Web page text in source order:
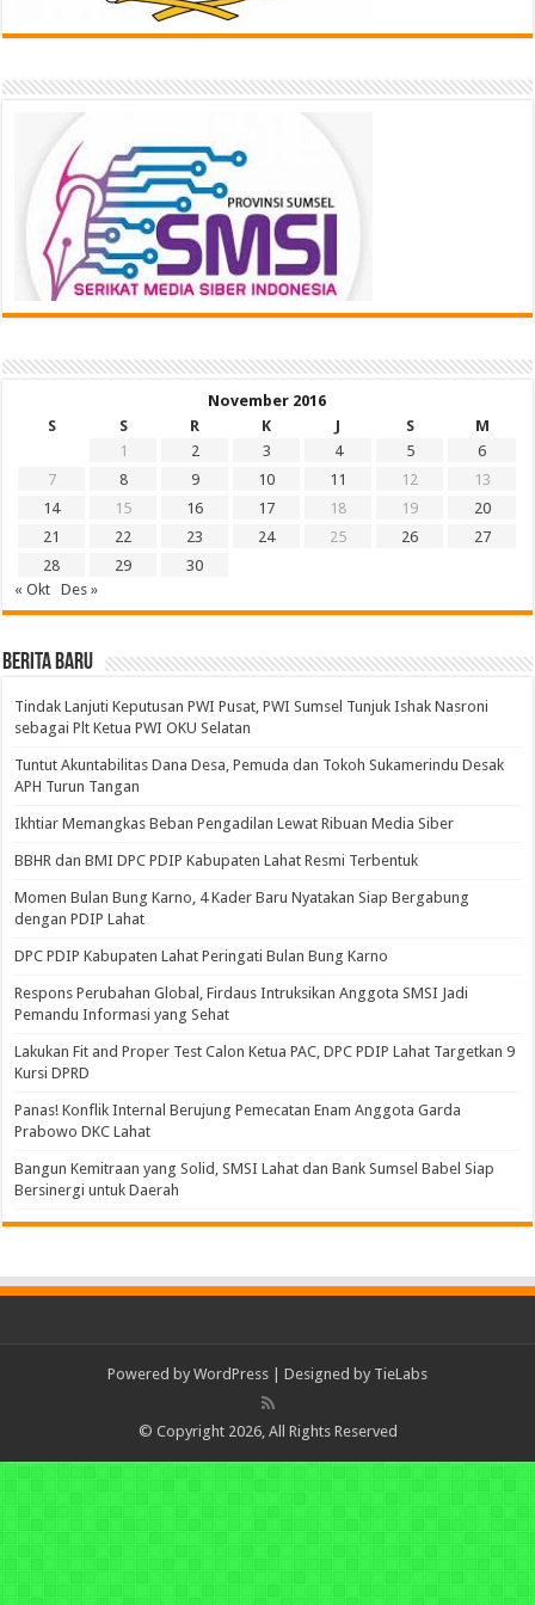
November 2016
S
S R K J S
M
1
2 3 4 5
6
7
8 9 10 11 12
13
14
15 16 17 18 19
20
21
22 23 24 25 26
27
28
29
30
« Okt
Des »
BERITA BARU
Tindak Lanjuti Keputusan PWI Pusat, PWI Sumsel Tunjuk Ishak Nasroni
sebagai Plt Ketua PWI OKU Selatan
Tuntut Akuntabilitas Dana Desa, Pemuda dan Tokoh Sukamerindu Desak
APH Turun Tangan
Ikhtiar Memangkas Beban Pengadilan Lewat Ribuan Media Siber
BBHR dan BMI DPC PDIP Kabupaten Lahat Resmi Terbentuk
Momen Bulan Bung Karno, 4 Kader Baru Nyatakan Siap Bergabung
dengan PDIP Lahat
DPC PDIP Kabupaten Lahat Peringati Bulan Bung Karno
Respons Perubahan Global, Firdaus Intruksikan Anggota SMSI Jadi
Pemandu Informasi yang Sehat
Lakukan Fit and Proper Test Calon Ketua PAC, DPC PDIP Lahat Targetkan 9
Kursi DPRD
Panas! Konflik Internal Berujung Pemecatan Enam Anggota Garda
Prabowo DKC Lahat
Bangun Kemitraan yang Solid, SMSI Lahat dan Bank Sumsel Babel Siap
Bersinergi untuk Daerah
Powered by WordPress | Designed by TieLabs
© Copyright 2026, All Rights Reserved